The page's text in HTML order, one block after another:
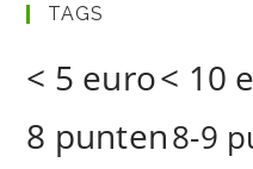
TAGS
< 5 euro< 10
8 punten8-9